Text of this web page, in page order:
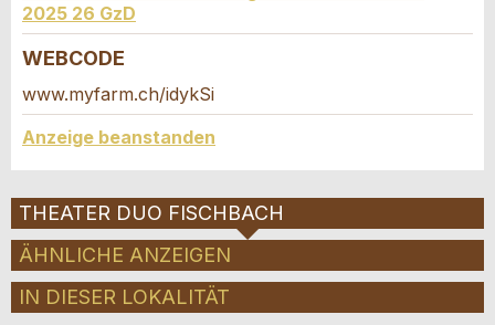
This site is protected by reCAPTCHA and the GooglePrivacy
PolicyandTerms of Service
SCHLIESSEN
Adresse
2025 26 GzD
WEBCODE
www.myfarm.ch/idykSi
Anzeige beanstanden
THEATER DUO FISCHBACH
ÄHNLICHE ANZEIGEN
IN DIESER LOKALITÄT